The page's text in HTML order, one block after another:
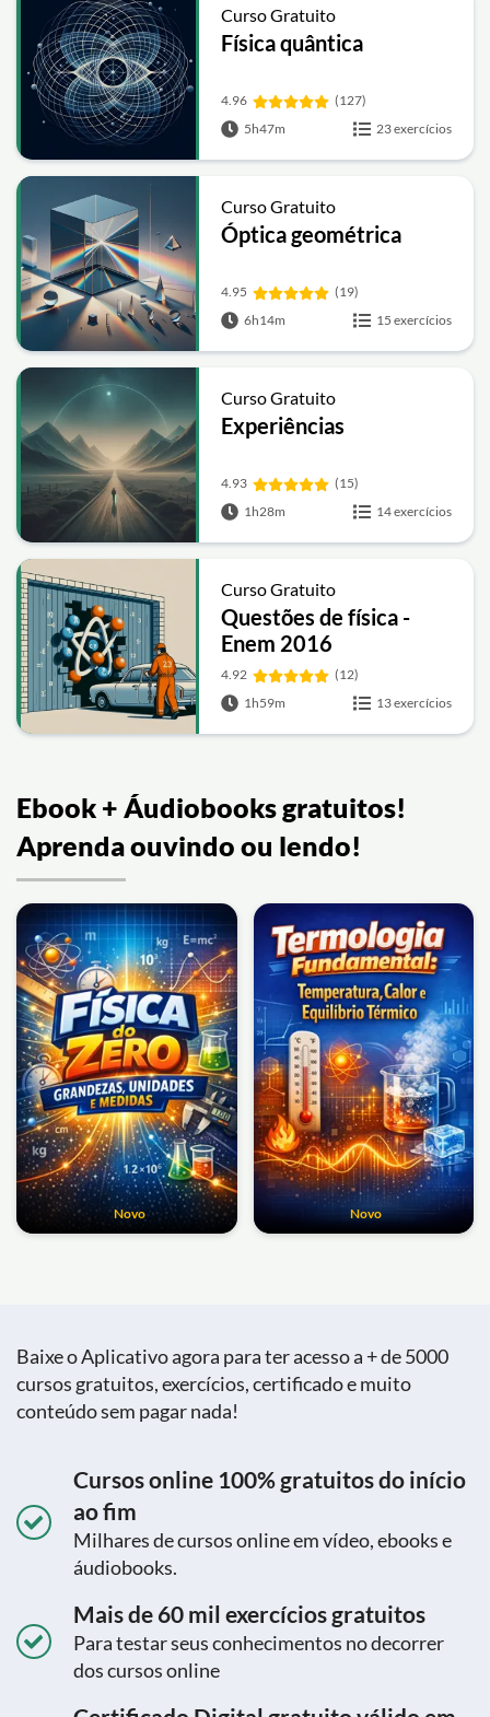
Curso Gratuito
Física quântica
4.96
(127)
5h47m
23 exercícios
Curso Gratuito
Óptica geométrica
4.95
(19)
6h14m
15 exercícios
Curso Gratuito
Experiências
4.93
(15)
1h28m
14 exercícios
Curso Gratuito
Questões de física -
Enem 2016
4.92
(12)
1h59m
13 exercícios
Ebook + Áudiobooks gratuitos!
Aprenda ouvindo ou lendo!
Novo Novo
Baixe o Aplicativo agora para ter acesso a + de 5000
cursos gratuitos, exercícios, certificado e muito
conteúdo sem pagar nada!
Cursos online 100% gratuitos do início
ao fim
Milhares de cursos online em vídeo, ebooks e
áudiobooks.
Mais de 60 mil exercícios gratuitos
Para testar seus conhecimentos no decorrer
dos cursos online